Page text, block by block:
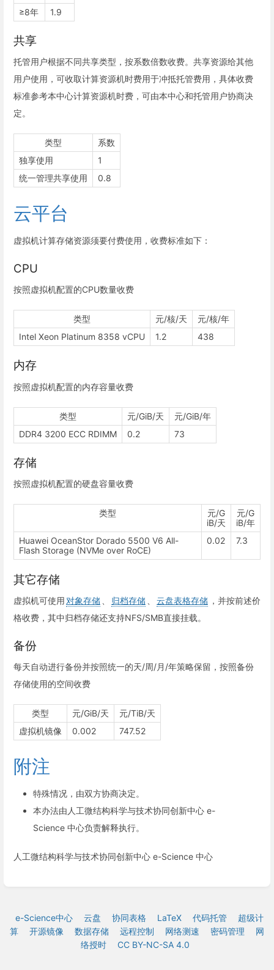
≥8年
1.9
共享
托管用户根据不同共享类型，按系数倍数收费。共享资源给其他
用户使用，可收取计算资源机时费用于冲抵托管费用，具体收费
标准参考本中心计算资源机时费，可由本中心和托管用户协商决
定。
类型
系数
独享使用
1
统一管理共享使用
0.8
云平台
虚拟机计算存储资源须要付费使用，收费标准如下：
CPU
按照虚拟机配置的CPU数量收费
类型 元/核/天
元/核/年
Intel Xeon Platinum 8358 vCPU
1.2 438
内存
按照虚拟机配置的内存容量收费
类型 元/GiB/天
元/GiB/年
DDR4 3200 ECC RDIMM
0.2 73
存储
按照虚拟机配置的硬盘容量收费
类型
元/G
iB/天
元/G
iB/年
Huawei OceanStor Dorado 5500 V6 All-
Flash Storage (NVMe over RoCE)
0.02 7.3
其它存储
虚拟机可使用 对象存储 归档存储 云盘表格存储 ，并按前述价
格收费，其中归档存储还支持NFS/SMB直接挂载。
备份
每天自动进行备份并按照统一的天/周/月/年策略保留，按照备份
存储使用的空间收费
类型 元/GiB/天
元/TiB/天
虚拟机镜像
0.002 747.52
附注
特殊情况，由双方协商决定。
本办法由人工微结构科学与技术协同创新中心 e-
Science 中心负责解释执行。
人工微结构科学与技术协同创新中心 e-Science 中心
e-Science中心 云盘 协同表格 LaTeX 代码托管
超级计
算
开源镜像 数据存储 远程控制 网络测速 密码管理
网
络授时
CC BY-NC-SA 4.0